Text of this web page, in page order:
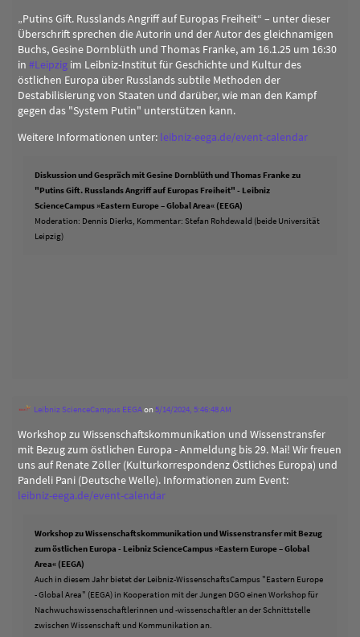
„Putins Gift. Russlands Angriff auf Europas Freiheit“ – unter dieser
Überschrift sprechen die Autorin und der Autor des gleichnamigen
Buchs, Gesine Dornblüth und Thomas Franke, am 16.1.25 um 16:30
in #Leipzig im Leibniz-Institut für Geschichte und Kultur des
östlichen Europa über Russlands subtile Methoden der
Destabilisierung von Staaten und darüber, wie man den Kampf
gegen das "System Putin" unterstützen kann.
Weitere Informationen unter: leibniz-eega.de/event-calendar
Diskussion und Gespräch mit Gesine Dornblüth und Thomas Franke zu
"Putins Gift. Russlands Angriff auf Europas Freiheit" - Leibniz
ScienceCampus »Eastern Europe – Global Area« (EEGA)
Moderation: Dennis Dierks, Kommentar: Stefan Rohdewald (beide Universität
Leipzig)
Leibniz ScienceCampus EEGAon5/14/2024, 5:46:48 AM
Workshop zu Wissenschaftskommunikation und Wissenstransfer
mit Bezug zum östlichen Europa - Anmeldung bis 29. Mai! Wir freuen
uns auf Renate Zöller (Kulturkorrespondenz Östliches Europa) und
Pandeli Pani (Deutsche Welle). Informationen zum Event:
leibniz-eega.de/event-calendar
Workshop zu Wissenschaftskommunikation und Wissenstransfer mit Bezug
zum östlichen Europa - Leibniz ScienceCampus »Eastern Europe – Global
Area« (EEGA)
Auch in diesem Jahr bietet der Leibniz-WissenschaftsCampus "Eastern Europe
- Global Area" (EEGA) in Kooperation mit der Jungen DGO einen Workshop für
Nachwuchswissenschaftlerinnen und -wissenschaftler an der Schnittstelle
zwischen Wissenschaft und Kommunikation an.